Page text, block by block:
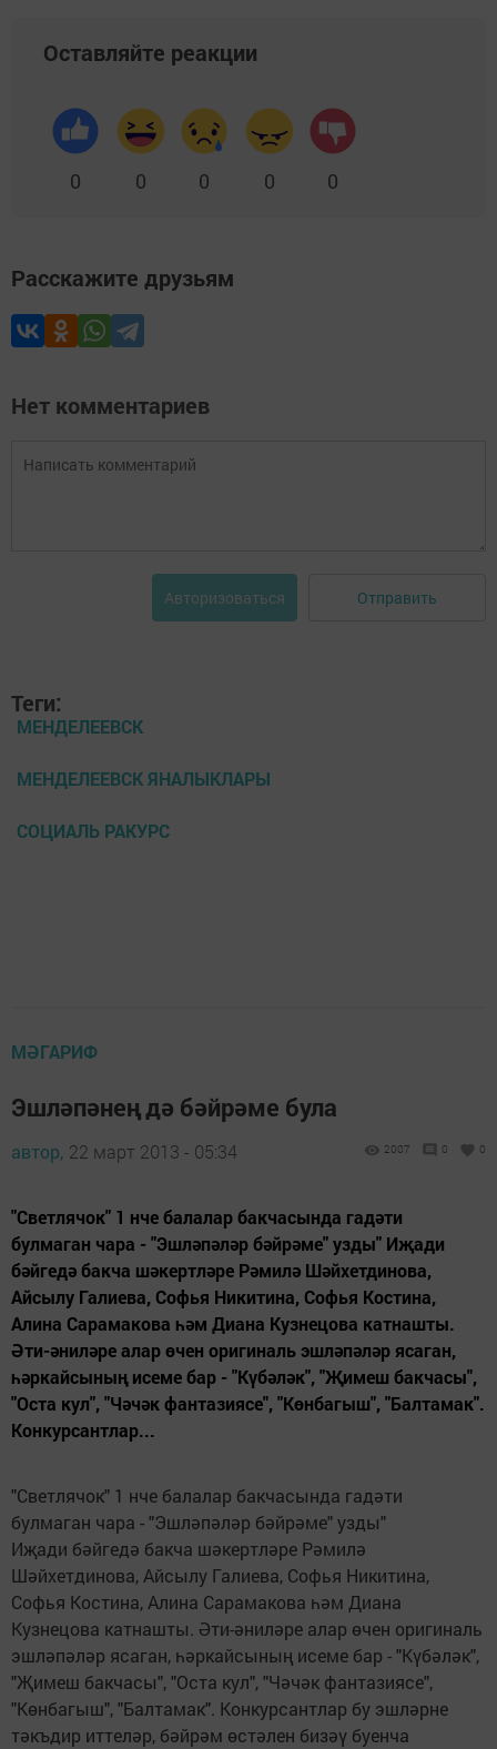
Оставляйте реакции
0 0 0 0 0
Расскажите друзьям
Нет комментариев
Авторизоваться Отправить
Теги:
МЕНДЕЛЕЕВСК
МЕНДЕЛЕЕВСК ЯНАЛЫКЛАРЫ
СОЦИАЛЬ РАКУРС
МӘГАРИФ
Эшләпәнең дә бәйрәме була
автор, 22 март 2013 - 05:34 2007 0 0
"Светлячок" 1 нче балалар бакчасында гадәти
булмаган чара - "Эшләпәләр бәйрәме" узды" Иҗади
бәйгедә бакча шәкертләре Рәмилә Шәйхетдинова,
Айсылу Галиева, Софья Никитина, Софья Костина,
Алина Сарамакова һәм Диана Кузнецова катнашты.
Әти-әниләре алар өчен оригиналь эшләпәләр ясаган,
һәркайсының исеме бар - "Күбәләк", "Җимеш бакчасы",
"Оста кул", "Чәчәк фантазиясе", "Көнбагыш", "Балтамак".
Конкурсантлар...
"Светлячок" 1 нче балалар бакчасында гадәти
булмаган чара - "Эшләпәләр бәйрәме" узды"
Иҗади бәйгедә бакча шәкертләре Рәмилә
Шәйхетдинова, Айсылу Галиева, Софья Никитина,
Софья Костина, Алина Сарамакова һәм Диана
Кузнецова катнашты. Әти-әниләре алар өчен оригиналь
эшләпәләр ясаган, һәркайсының исеме бар - "Күбәләк",
"Җимеш бакчасы", "Оста кул", "Чәчәк фантазиясе",
"Көнбагыш", "Балтамак". Конкурсантлар бу эшләрне
тәкъдир иттеләр, бәйрәм өстәлен бизәү буенча